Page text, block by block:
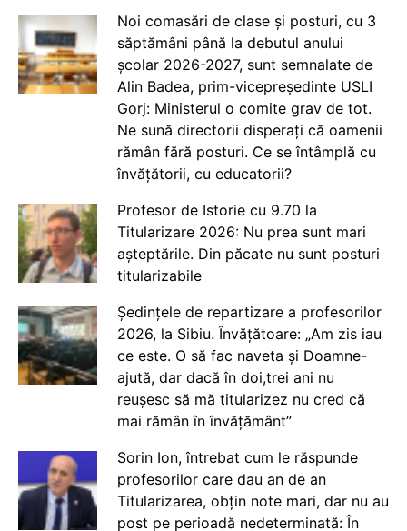
Noi comasări de clase și posturi, cu 3
săptămâni până la debutul anului
școlar 2026-2027, sunt semnalate de
Alin Badea, prim-vicepreședinte USLI
Gorj: Ministerul o comite grav de tot.
Ne sună directorii disperați că oamenii
rămân fără posturi. Ce se întâmplă cu
învățătorii, cu educatorii?
Profesor de Istorie cu 9.70 la
Titularizare 2026: Nu prea sunt mari
așteptările. Din păcate nu sunt posturi
titularizabile
Ședințele de repartizare a profesorilor
2026, la Sibiu. Învățătoare: „Am zis iau
ce este. O să fac naveta și Doamne-
ajută, dar dacă în doi,trei ani nu
reușesc să mă titularizez nu cred că
mai rămân în învățământ”
Sorin Ion, întrebat cum le răspunde
profesorilor care dau an de an
Titularizarea, obțin note mari, dar nu au
post pe perioadă nedeterminată: În